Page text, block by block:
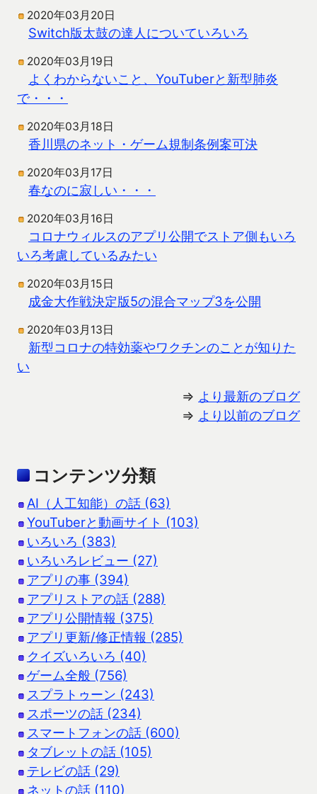
2020年03月20日
Switch版太鼓の達人についていろいろ
2020年03月19日
よくわからないこと、YouTuberと新型肺炎
で・・・
2020年03月18日
香川県のネット・ゲーム規制条例案可決
2020年03月17日
春なのに寂しい・・・
2020年03月16日
コロナウィルスのアプリ公開でストア側もいろ
いろ考慮しているみたい
2020年03月15日
成金大作戦決定版5の混合マップ3を公開
2020年03月13日
新型コロナの特効薬やワクチンのことが知りた
い
⇒ より最新のブログ
⇒ より以前のブログ
コンテンツ分類
AI（人工知能）の話 (63)
YouTuberと動画サイト (103)
いろいろ (383)
いろいろレビュー (27)
アプリの事 (394)
アプリストアの話 (288)
アプリ公開情報 (375)
アプリ更新/修正情報 (285)
クイズいろいろ (40)
ゲーム全般 (756)
スプラトゥーン (243)
スポーツの話 (234)
スマートフォンの話 (600)
タブレットの話 (105)
テレビの話 (29)
ネットの話 (110)